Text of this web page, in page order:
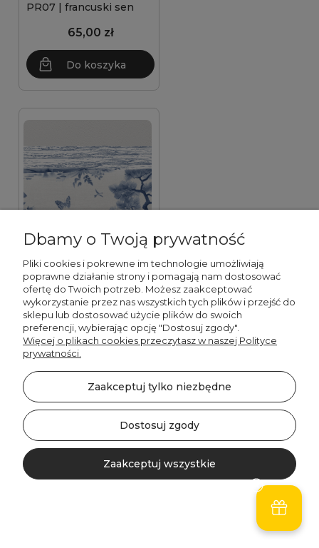
PR07 | francuski sen
65,00 zł
Do koszyka
Decordruk
Bieżnik PARIS wzór
PR06 | bajkowy ogród
81,00 zł
Koszyk
Dbamy o Twoją prywatność
Pliki cookies i pokrewne im technologie umożliwiają
poprawne działanie strony i pomagają nam dostosować
ofertę do Twoich potrzeb. Możesz zaakceptować
wykorzystanie przez nas wszystkich tych plików i przejść do
sklepu lub dostosować użycie plików do swoich
preferencji, wybierając opcję "Dostosuj zgody".
Więcej o plikach cookies przeczytasz w naszej Polityce
prywatności.
Zaakceptuj tylko niezbędne
Dostosuj zgody
Zaakceptuj wszystkie